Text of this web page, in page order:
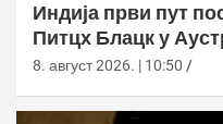
Индија први пут
Питцх Блацк у
8. август 2026. | 10:50